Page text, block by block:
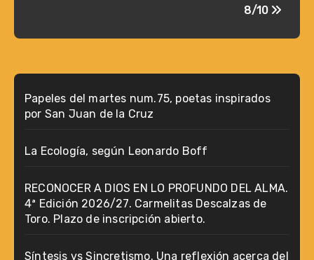
8/10
Papeles del martes num.75, poetas inspirados
por San Juan de la Cruz
La Ecología, según Leonardo Boff
RECONOCER A DIOS EN LO PROFUNDO DEL ALMA.
4ª Edición 2026/27. Carmelitas Descalzas de
Toro. Plazo de inscripción abierto.
Síntesis vs Sincretismo. Una reflexión acerca del